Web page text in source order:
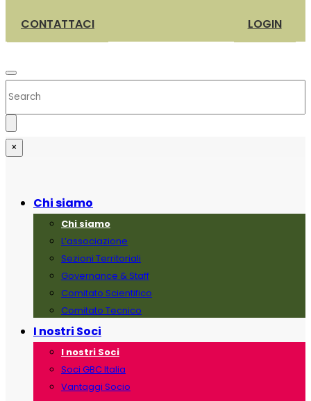
CONTATTACI LOGIN
×
Chi siamo
Chi siamo
L’associazione
Sezioni Territoriali
Governance & Staff
Comitato Scientifico
Comitato Tecnico
I nostri Soci
I nostri Soci
Soci GBC Italia
Vantaggi Socio